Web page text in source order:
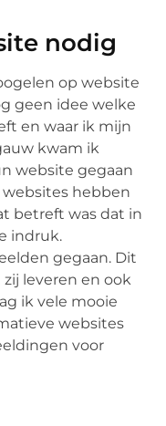
nodig
op website
geen idee welke
en waar ik mijn
kwam ik
website gegaan
websites hebben
betreft was dat in
indruk.
gegaan. Dit
leveren en ook
ik vele mooie
websites
voor